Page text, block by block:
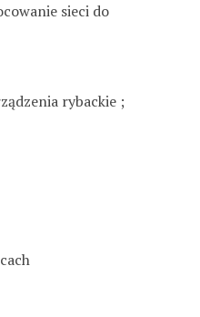
sieci do
rybackie ;